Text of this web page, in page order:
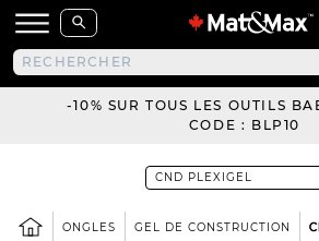
-10% SUR TOUS LES OUTILS
CODE : BLP10
ONGLES GEL DE CONSTRUCTION